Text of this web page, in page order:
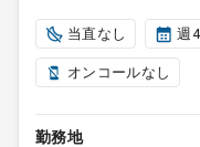
当直なし 週
オンコールなし
勤務地